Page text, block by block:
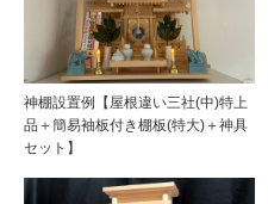
神棚設置例【屋根違い三社(中)特上
品＋簡易袖板付き棚板(特大)＋神具
セット】